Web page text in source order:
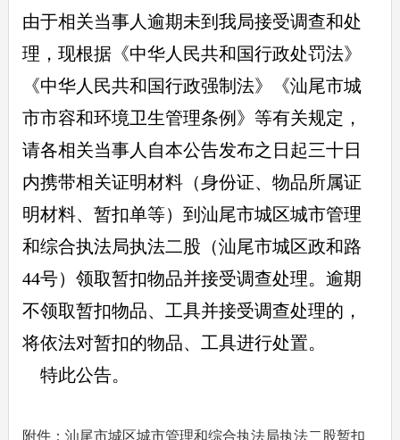
由于相关当事人逾期未到我局接受调查和处
理，现根据《中华人民共和国行政处罚法》
《中华人民共和国行政强制法》《汕尾市城
市市容和环境卫生管理条例》等有关规定，
请各相关当事人自本公告发布之日起三十日
内携带相关证明材料（身份证、物品所属证
明材料、暂扣单等）到汕尾市城区城市管理
和综合执法局执法二股（汕尾市城区政和路
44号）领取暂扣物品并接受调查处理。逾期
不领取暂扣物品、工具并接受调查处理的，
将依法对暂扣的物品、工具进行处置。
特此公告。
附件：汕尾市城区城市管理和综合执法局执法二股暂扣